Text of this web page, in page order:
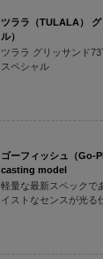
ツララ（TULALA）
ル）
ツララ グリッサンド
スペシャル
ゴーフィッシュ（
casting model
軽量な最新スペックで
イストなセンスが光る